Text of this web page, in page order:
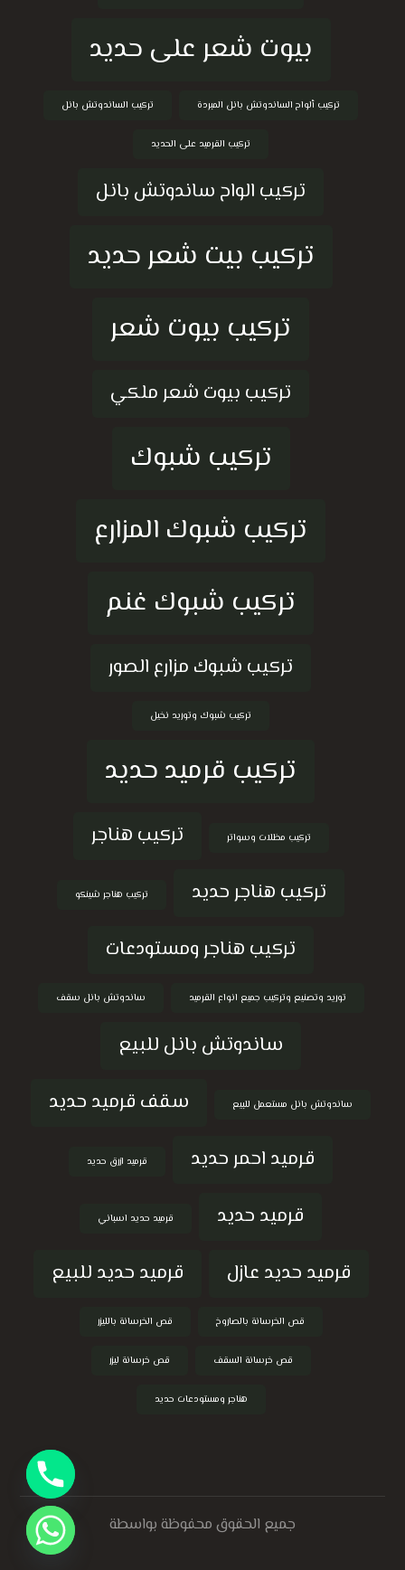
بيوت شعر على حديد
تركيب ألواح الساندوتش بانل المبردة تركيب الساندوتش بانل
تركيب القرميد على الحديد
تركيب الواح ساندوتش بانل
تركيب بيت شعر حديد
تركيب بيوت شعر
تركيب بيوت شعر ملكي
تركيب شبوك
تركيب شبوك المزارع
تركيب شبوك غنم
تركيب شبوك مزارع الصور
تركيب شبوك وتوريد نخيل
تركيب قرميد حديد
تركيب مظلات وسواتر
تركيب هناجر
تركيب هناجر حديد
تركيب هناجر شينكو
تركيب هناجر ومستودعات
توريد وتصنيع وتركيب جميع انواع القرميد ساندوتش بانل سقف
ساندوتش بانل للبيع
ساندوتش بانل مستعمل للبيع
سقف قرميد حديد
قرميد احمر حديد
قرميد ازرق حديد
قرميد حديد قرميد حديد اسباني
قرميد حديد عازل قرميد حديد للبيع
قص الخرسانة بالصاروخ قص الخرسانة بالليزر
قص خرسانة السقف قص خرسانة ليزر
هناجر ومستودعات حديد
جميع الحقوق محفوظة بواسطة